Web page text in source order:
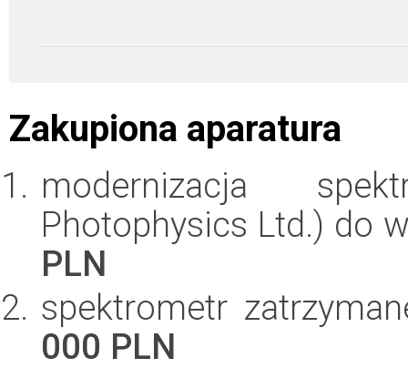
Zakupiona aparatura
modernizacja
Photophysics Ltd.) do
PLN
spektrometr
000 PLN